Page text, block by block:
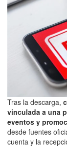
Tras la descarga,
vinculada a una
eventos y
desde fuentes
cuenta y la